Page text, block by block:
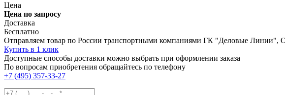
Цена
Цена по запросу
Доставка
Бесплатно
Отправляем товар по России транспортными компаниями ГК "Деловые
Купить в 1 клик
Доступные способы доставки можно выбрать при оформлении заказа
По вопросам приобретения обращайтесь по телефону
+7 (495) 357-33-27